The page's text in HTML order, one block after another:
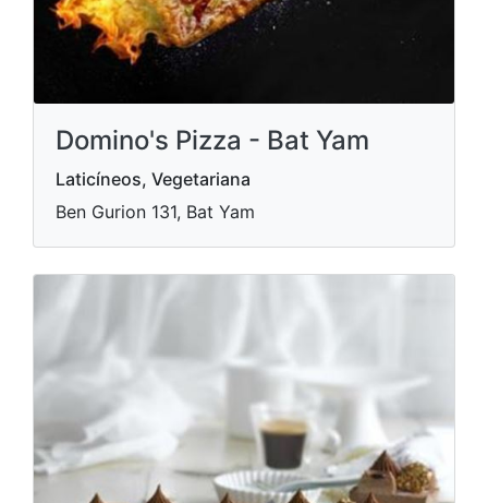
Domino's Pizza - Bat Yam
Laticíneos, Vegetariana
Ben Gurion 131, Bat Yam